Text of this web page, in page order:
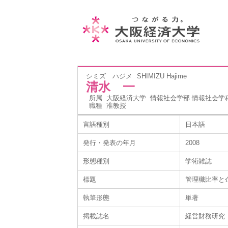
シミズ ハジメ SHIMIZU Hajime
清水 一
所属 大阪経済大学 情報社会学部 情報社会学
職種 准教授
言語種別 日本語
発行・発表の年月 2008
形態種別 学術雑誌
標題 管理職比率と
執筆形態 単著
掲載誌名 経営財務研究